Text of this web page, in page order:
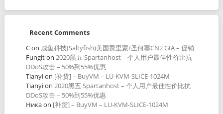
Recent Comments
Con 咸鱼科技(Saltyfish)美国费里蒙/圣何塞CN2 GIA – 促销
Fungiton 2020黑五 Spartanhost – 个人用户最佳性价比抗
DDoS攻击 – 50%到55%优惠
Tianyion [补货] – BuyVM – LU-KVM-SLICE-1024M
Tianyion 2020黑五 Spartanhost – 个人用户最佳性价比抗
DDoS攻击 – 50%到55%优惠
Никаon [补货] – BuyVM – LU-KVM-SLICE-1024M